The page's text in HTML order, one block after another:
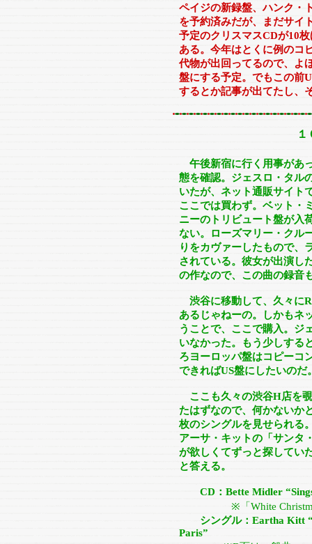
ペイジの新録盤、ハンク・
を予約済みだが、まだサイ
予定のクリスマスCDが10
ある。今年はとくに例のコ
代物が出回ってるので、よ
盤にする予定。でもこの前
するとか記事が出てたし、
午後新宿に行く用事があ
態を確認。ジェスロ・タル
いたが、ネット通販サイト
ここでは買わず。ベット・
ニーのトリビュート盤が入
ない。ローズマリー・クル
りをカヴァーしたもので、
されている。彼女が出演し
の作なので、この曲の録音
渋谷に移動して、久々に
あるじゃねーの。しかもネ
うことで、ここで購入。ジ
いなかった。もう少しする
ろヨーロッパ盤はコピーコ
できればUS盤にしたいのだ
ここも久々の渋谷H店を
たはずなので、何かないか
枚のシングルを見せられる
アーサ・キットの「サンタ
が欲しくてずっと探してい
と答える。
CD：Bette Midler “Sings
※「White
シングル：Eartha Kitt
Paris”